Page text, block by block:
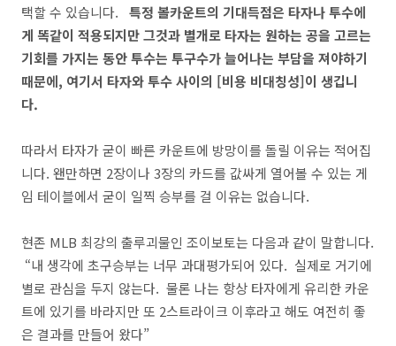
택할 수 있습니다. 특정 볼카운트의 기대득점은 타자나 투수에
게 똑같이 적용되지만 그것과 별개로 타자는 원하는 공을 고르는
기회를 가지는 동안 투수는 투구수가 늘어나는 부담을 져야하기
때문에, 여기서 타자와 투수 사이의 [비용 비대칭성]이 생깁니
다.
따라서 타자가 굳이 빠른 카운트에 방망이를 돌릴 이유는 적어집
니다. 왠만하면 2장이나 3장의 카드를 값싸게 열어볼 수 있는 게
임 테이블에서 굳이 일찍 승부를 걸 이유는 없습니다.
현존 MLB 최강의 출루괴물인 조이보토는 다음과 같이 말합니다.
“내 생각에 초구승부는 너무 과대평가되어 있다. 실제로 거기에
별로 관심을 두지 않는다. 물론 나는 항상 타자에게 유리한 카운
트에 있기를 바라지만 또 2스트라이크 이후라고 해도 여전히 좋
은 결과를 만들어 왔다”